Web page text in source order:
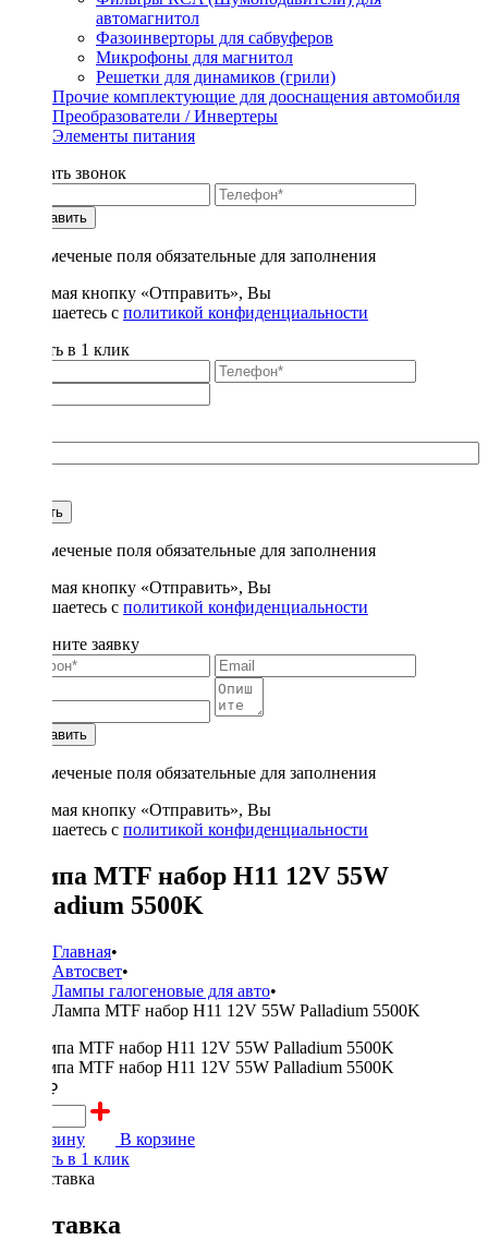
автомагнитол
Фазоинверторы для сабвуферов
Микрофоны для магнитол
Решетки для динамиков (грили)
Прочие комплектующие для дооснащения автомобиля
Преобразователи / Инвертеры
Элементы питания
Заказать звонок
Отправить
* - отмеченые поля обязательные для заполнения
Нажимая кнопку «Отправить», Вы
соглашаетесь с политикой конфиденциальности
Купить в 1 клик
Купить
* - отмеченые поля обязательные для заполнения
Нажимая кнопку «Отправить», Вы
соглашаетесь с политикой конфиденциальности
Заполните заявку
Отправить
* - отмеченые поля обязательные для заполнения
Нажимая кнопку «Отправить», Вы
соглашаетесь с политикой конфиденциальности
Лампа MTF набор H11 12V 55W
Palladium 5500K
Главная•
Автосвет•
Лампы галогеновые для авто•
Лампа MTF набор H11 12V 55W Palladium 5500K
1500 ₽
В корзину
В корзине
Купить в 1 клик
Доставка